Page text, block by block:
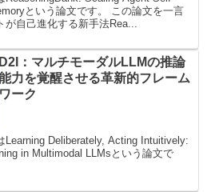
という論文です。 この論文を一言
自己進化する新手法Rea...
D2I：マルチモーダルLLMの推論
力を覚醒させる革新的フレーム
ワーク
Learning Deliberately, Acting Intuitively:
in Multimodal LLMsという論文で